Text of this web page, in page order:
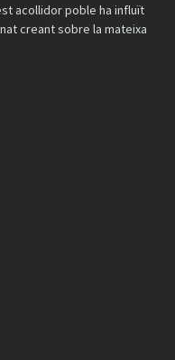
acollidor poble ha influït
creant sobre la mateixa